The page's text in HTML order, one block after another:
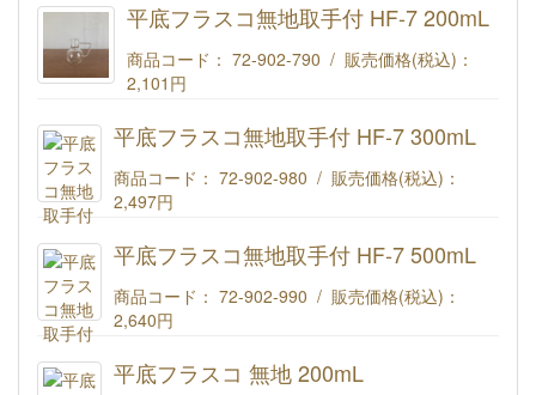
平底フラスコ無地取手付 HF-7 200mL
商品コード： 72-902-790 / 販売価格(税込)：
2,101円
平底フラスコ無地取手付 HF-7 300mL
商品コード： 72-902-980 / 販売価格(税込)：
2,497円
平底フラスコ無地取手付 HF-7 500mL
商品コード： 72-902-990 / 販売価格(税込)：
2,640円
平底フラスコ 無地 200mL